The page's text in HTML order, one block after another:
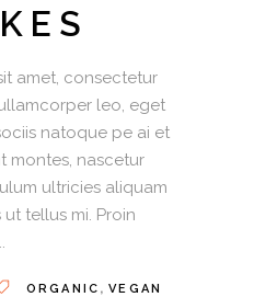
amet, consectetur
leo, eget
natoque pe ai et
montes, nascetur
ultricies aliquam
tellus mi. Proin
ORGANIC ,VEGAN